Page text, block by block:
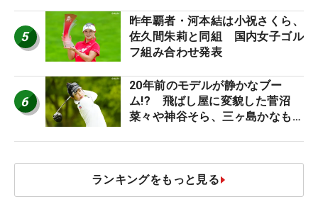
5
昨年覇者・河本結は小祝さくら、
佐久間朱莉と同組 国内女子ゴル
フ組み合わせ発表
6
20年前のモデルが静かなブー
ム!? 飛ばし屋に変貌した菅沼
菜々や神谷そら、三ヶ島かなも使
ランキングをもっと見る